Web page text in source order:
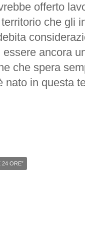
offerto
che gli
ancora
che spera
nato in questa
24 ORE”